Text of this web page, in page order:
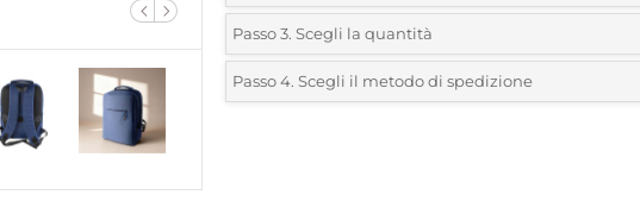
*Seleziona la posizione di stampa e il colore del vostro
1 Colore (Davanti)
Passo 3. Scegli la quantità
*Quantità desiderata:
Passo 4. Scegli il metodo di spedizione